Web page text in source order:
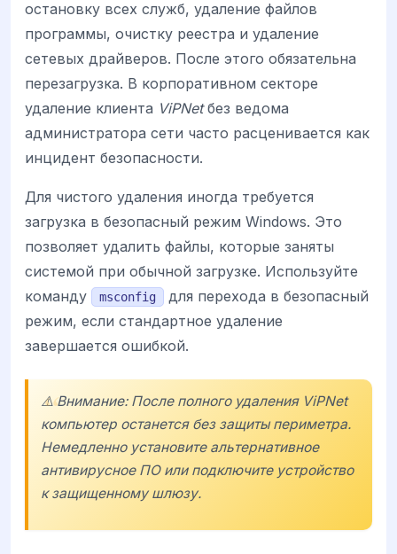
остановку всех служб, удаление файлов
программы, очистку реестра и удаление
сетевых драйверов. После этого обязательна
перезагрузка. В корпоративном секторе
удаление клиента ViPNetбез ведома
администратора сети часто расценивается как
инцидент безопасности.
Для чистого удаления иногда требуется
загрузка в безопасный режим Windows. Это
позволяет удалить файлы, которые заняты
системой при обычной загрузке. Используйте
команду
msconfig
для перехода в безопасный
режим, если стандартное удаление
завершается ошибкой.
⚠️ Внимание: После полного удаления ViPNet
компьютер останется без защиты периметра.
Немедленно установите альтернативное
антивирусное ПО или подключите устройство
к защищенному шлюзу.